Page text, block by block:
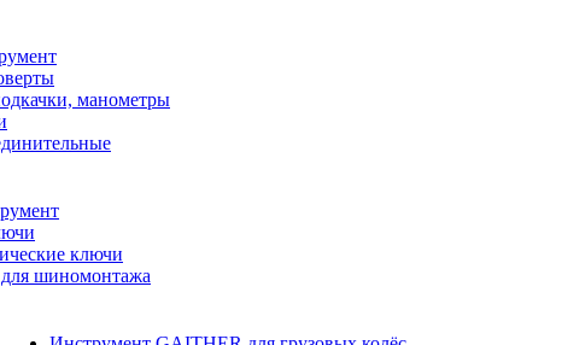
манометры
ключи
шиномонтажа